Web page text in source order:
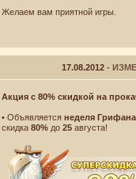
Желаем вам приятной игры.
17.08.2012-
Акция с 80% скидкой на
• Объявляется неделя Грифана
скидка 80% до 25 августа!